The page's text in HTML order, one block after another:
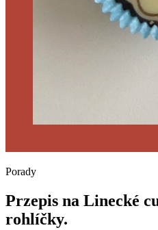
Porady
Przepis na Linecké
rohlíčky.